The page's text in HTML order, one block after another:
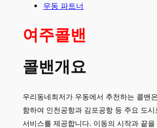
우동 파트너
여주콜밴
콜밴개요
우리동네최저가 우동에서 추천하는 콜밴
함하여 인천공항과 김포공항 등 주요 도시
서비스를 제공합니다. 이동의 시작과 끝을